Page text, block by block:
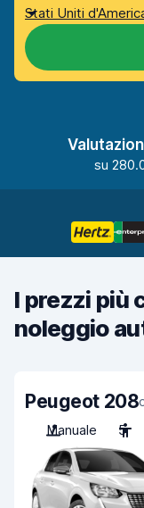
Stati Uniti
su
I prezzi più
noleggio
Peugeot 208
Manuale
5